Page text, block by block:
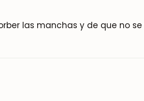
las manchas y de que no